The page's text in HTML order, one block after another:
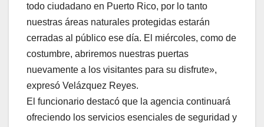
todo ciudadano en Puerto Rico, por lo tanto
nuestras áreas naturales protegidas estarán
cerradas al público ese día. El miércoles, como de
costumbre, abriremos nuestras puertas
nuevamente a los visitantes para su disfrute»,
expresó Velázquez Reyes.
El funcionario destacó que la agencia continuará
ofreciendo los servicios esenciales de seguridad y